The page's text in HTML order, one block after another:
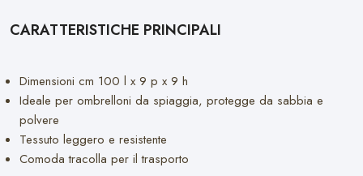
CARATTERISTICHE PRINCIPALI
Dimensioni cm 100 l x 9 p x 9 h
Ideale per ombrelloni da spiaggia, protegge da sabbia e
polvere
Tessuto leggero e resistente
Comoda tracolla per il trasporto